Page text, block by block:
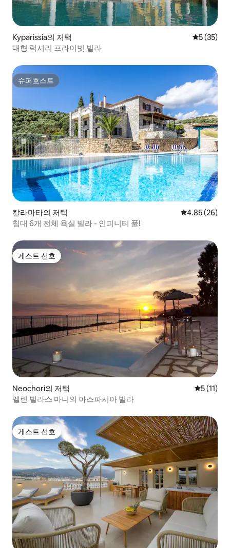
Kyparissia의 저택 평점 5점
5 (35)
대형 럭셔리 프라이빗 빌라
슈퍼호스트
슈퍼호스트
칼라마타의 저택 평점 4.85점(5
4.85 (26)
침대 6개 전체 욕실 빌라 - 인피니티 풀!
게스트 선호
게스트 선호
Neochori의 저택 평점 5점
5 (11)
엘린 빌라스 마니의 아스파시아 빌라
게스트 선호
게스트 선호